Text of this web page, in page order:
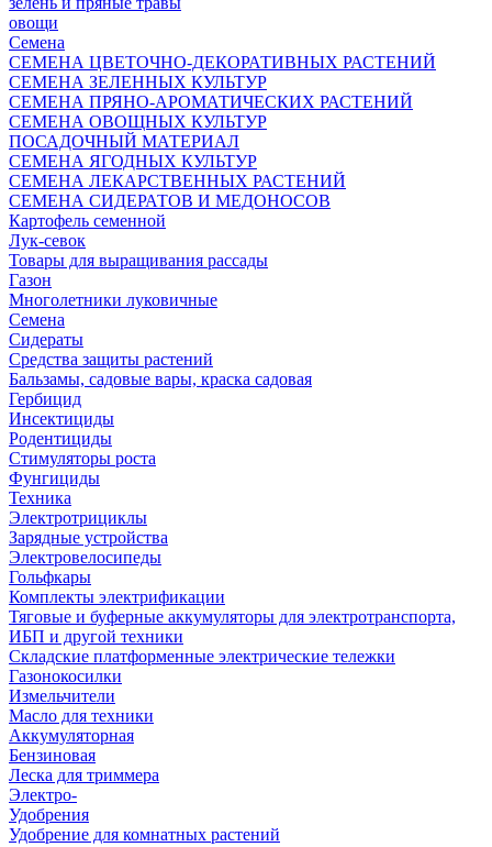
овощи
Семена
СЕМЕНА ЦВЕТОЧНО-ДЕКОРАТИВНЫХ РАСТЕНИЙ
СЕМЕНА ЗЕЛЕННЫХ КУЛЬТУР
СЕМЕНА ПРЯНО-АРОМАТИЧЕСКИХ РАСТЕНИЙ
СЕМЕНА ОВОЩНЫХ КУЛЬТУР
ПОСАДОЧНЫЙ МАТЕРИАЛ
СЕМЕНА ЯГОДНЫХ КУЛЬТУР
СЕМЕНА ЛЕКАРСТВЕННЫХ РАСТЕНИЙ
СЕМЕНА СИДЕРАТОВ И МЕДОНОСОВ
Картофель семенной
Лук-севок
Товары для выращивания рассады
Газон
Многолетники луковичные
Семена
Сидераты
Средства защиты растений
Бальзамы, садовые вары, краска садовая
Гербицид
Инсектициды
Родентициды
Стимуляторы роста
Фунгициды
Техника
Электротрициклы
Зарядные устройства
Электровелосипеды
Гольфкары
Комплекты электрификации
Тяговые и буферные аккумуляторы для электротранспорта,
ИБП и другой техники
Складские платформенные электрические тележки
Газонокосилки
Измельчители
Масло для техники
Аккумуляторная
Бензиновая
Леска для триммера
Электро-
Удобрения
Удобрение для комнатных растений